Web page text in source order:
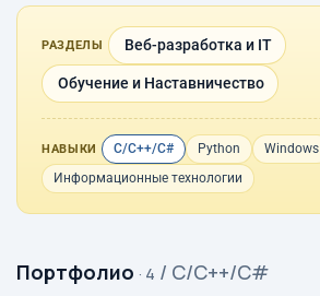
РАЗДЕЛЫ Веб-разработка и IT
Обучение и Наставничество
НАВЫКИ C/C++/C# Python
Windows
Информационные технологии
Портфолио · 4 / C/C++/C#